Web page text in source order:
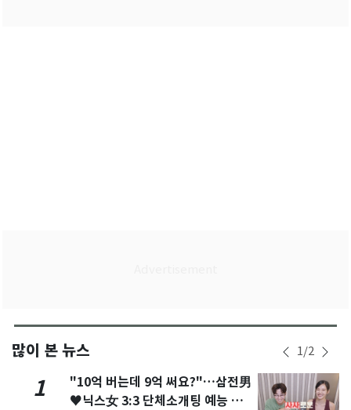
많이 본 뉴스 1/2
1
"10억 버는데 9억 써요?"…삼전男
♥닉스女 3:3 단체소개팅 예능 화